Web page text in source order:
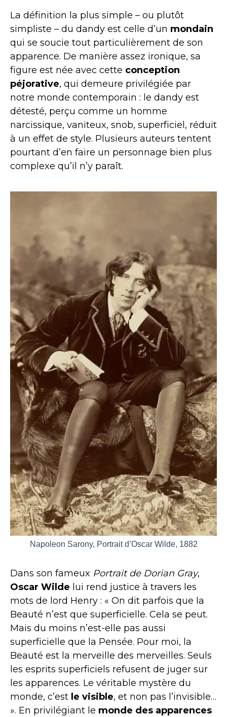
La définition la plus simple – ou plutôt
simpliste – du dandy est celle d’un mondain
qui se soucie tout particulièrement de son
apparence. De manière assez ironique, sa
figure est née avec cette conception
péjorative, qui demeure privilégiée par
notre monde contemporain : le dandy est
détesté, perçu comme un homme
narcissique, vaniteux, snob, superficiel, réduit
à un effet de style. Plusieurs auteurs tentent
pourtant d’en faire un personnage bien plus
complexe qu’il n’y paraît.
Napoleon Sarony, Portrait d’Oscar Wilde, 1882
Dans son fameux Portrait de Dorian Gray,
Oscar Wilde lui rend justice à travers les
mots de lord Henry : « On dit parfois que la
Beauté n’est que superficielle. Cela se peut.
Mais du moins n’est-elle pas aussi
superficielle que la Pensée. Pour moi, la
Beauté est la merveille des merveilles. Seuls
les esprits superficiels refusent de juger sur
les apparences. Le véritable mystère du
monde, c’est le visible, et non pas l’invisible…
». En privilégiant le monde des apparences